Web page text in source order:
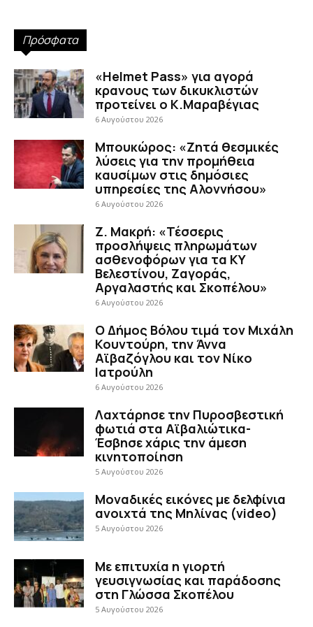
Πρόσφατα
«Helmet Pass» για αγορά
κρανους των δικυκλιστών
προτείνει ο Κ.Μαραβέγιας
6 Αυγούστου 2026
Μπουκώρος: «Ζητά θεσμικές
λύσεις για την προμήθεια
καυσίμων στις δημόσιες
υπηρεσίες της Αλοννήσου»
6 Αυγούστου 2026
Ζ. Μακρή: «Τέσσερις
προσλήψεις πληρωμάτων
ασθενοφόρων για τα ΚΥ
Βελεστίνου, Ζαγοράς,
Αργαλαστής και Σκοπέλου»
6 Αυγούστου 2026
Ο Δήμος Βόλου τιμά τον Μιχάλη
Κουντούρη, την Άννα
Αϊβαζόγλου και τον Νίκο
Ιατρούλη
6 Αυγούστου 2026
Λαχτάρησε την Πυροσβεστική
φωτιά στα Αϊβαλιώτικα-
Έσβησε χάρις την άμεση
κινητοποίηση
5 Αυγούστου 2026
Μοναδικές εικόνες με δελφίνια
ανοιχτά της Μηλίνας (video)
5 Αυγούστου 2026
Με επιτυχία η γιορτή
γευσιγνωσίας και παράδοσης
στη Γλώσσα Σκοπέλου
5 Αυγούστου 2026